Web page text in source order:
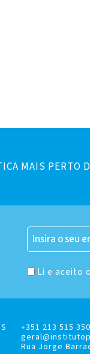
MAIS PERTO
Li e aceito
+351 213 515
Rua Jorge